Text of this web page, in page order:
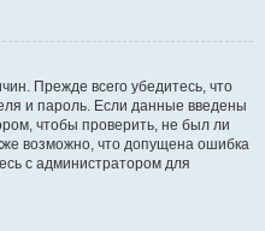
Прежде всего убедитесь, что
и пароль. Если данные введены
чтобы проверить, не был ли
возможно, что допущена ошибка
с администратором для